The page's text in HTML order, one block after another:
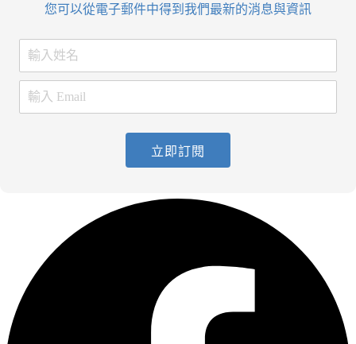
您可以從電子郵件中得到我們最新的消息與資訊
立即訂閱